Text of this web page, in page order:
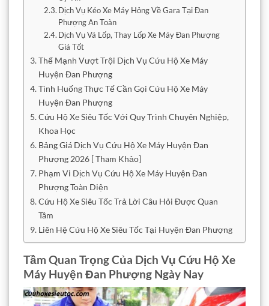
Dịch Vụ Kéo Xe Máy Hỏng Về Gara Tại Đan
Phượng An Toàn
Dịch Vụ Vá Lốp, Thay Lốp Xe Máy Đan Phượng
Giá Tốt
Thế Mạnh Vượt Trội Dịch Vụ Cứu Hộ Xe Máy
Huyện Đan Phượng
Tình Huống Thực Tế Cần Gọi Cứu Hộ Xe Máy
Huyện Đan Phượng
Cứu Hộ Xe Siêu Tốc Với Quy Trình Chuyên Nghiệp,
Khoa Học
Bảng Giá Dịch Vụ Cứu Hộ Xe Máy Huyện Đan
Phượng 2026 [ Tham Khảo]
Phạm Vi Dịch Vụ Cứu Hộ Xe Máy Huyện Đan
Phượng Toàn Diện
Cứu Hộ Xe Siêu Tốc Trả Lời Câu Hỏi Được Quan
Tâm
Liên Hệ Cứu Hộ Xe Siêu Tốc Tại Huyện Đan Phượng
Tầm Quan Trọng Của Dịch Vụ Cứu Hộ Xe
Máy Huyện Đan Phượng Ngày Nay